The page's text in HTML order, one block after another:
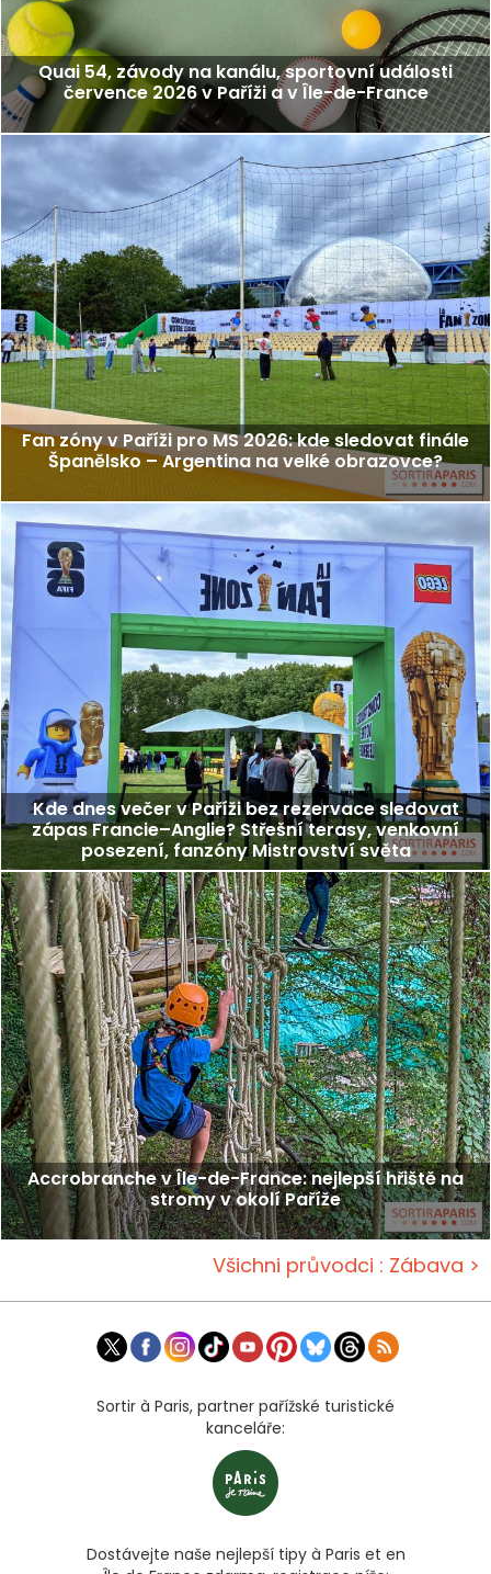
Quai 54, závody na kanálu, sportovní události
července 2026 v Paříži a v Île-de-France
Fan zóny v Paříži pro MS 2026: kde sledovat finále
Španělsko – Argentina na velké obrazovce?
Kde dnes večer v Paříži bez rezervace sledovat
zápas Francie–Anglie? Střešní terasy, venkovní
posezení, fanzóny Mistrovství světa
Accrobranche v Île-de-France: nejlepší hřiště na
stromy v okolí Paříže
Všichni průvodci : Zábava >
Sortir à Paris, partner pařížské turistické
kanceláře:
Dostávejte naše nejlepší tipy à Paris et en